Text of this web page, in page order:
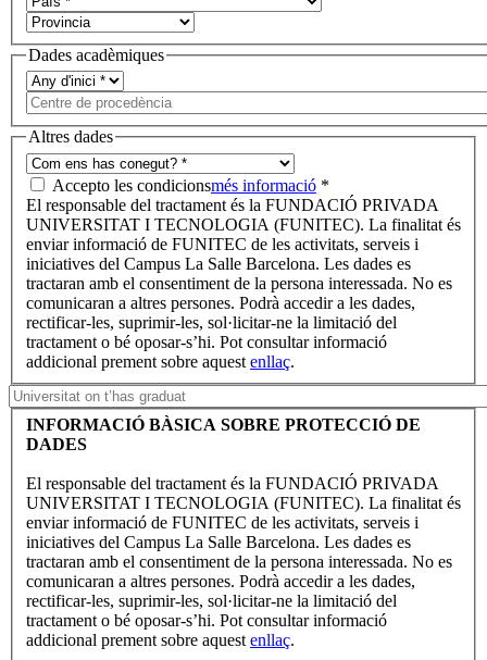
Dades acadèmiques
Altres dades
Accepto les condicionsmés informació *
El responsable del tractament és la FUNDACIÓ PRIVADA
UNIVERSITAT I TECNOLOGIA (FUNITEC). La finalitat és
enviar informació de FUNITEC de les activitats, serveis i
iniciatives del Campus La Salle Barcelona. Les dades es
tractaran amb el consentiment de la persona interessada. No es
comunicaran a altres persones. Podrà accedir a les dades,
rectificar-les, suprimir-les, sol·licitar-ne la limitació del
tractament o bé oposar-s’hi. Pot consultar informació
addicional prement sobre aquest enllaç.
INFORMACIÓ BÀSICA SOBRE PROTECCIÓ DE
DADES
El responsable del tractament és la FUNDACIÓ PRIVADA
UNIVERSITAT I TECNOLOGIA (FUNITEC). La finalitat és
enviar informació de FUNITEC de les activitats, serveis i
iniciatives del Campus La Salle Barcelona. Les dades es
tractaran amb el consentiment de la persona interessada. No es
comunicaran a altres persones. Podrà accedir a les dades,
rectificar-les, suprimir-les, sol·licitar-ne la limitació del
tractament o bé oposar-s’hi. Pot consultar informació
addicional prement sobre aquestenllaç.